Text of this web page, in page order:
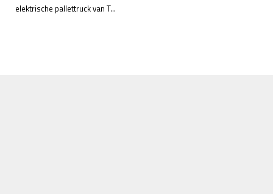
elektrische pallettruck van T...